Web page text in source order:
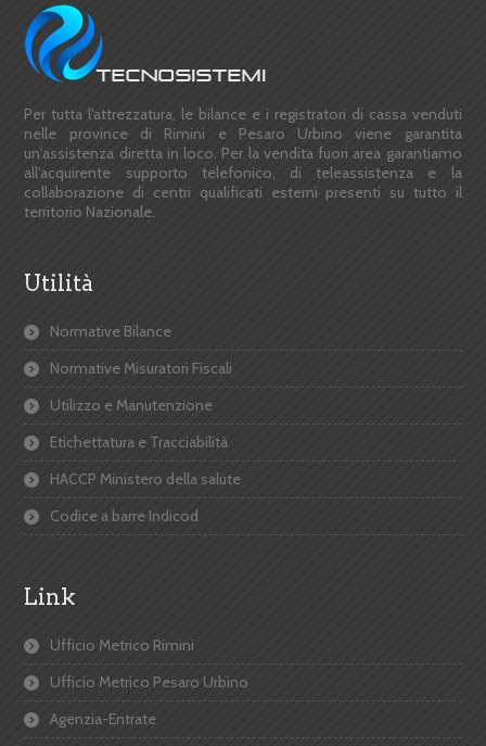
Per tutta l'attrezzatura, le bilance e i registratori di cassa venduti
nelle province di Rimini e Pesaro Urbino viene garantita
un'assistenza diretta in loco. Per la vendita fuori area garantiamo
all'acquirente supporto telefonico, di teleassistenza e la
collaborazione di centri qualificati esterni presenti su tutto il
territorio Nazionale.
Utilità
Normative Bilance
Normative Misuratori Fiscali
Utilizzo e Manutenzione
Etichettatura e Tracciabilità
HACCP Ministero della salute
Codice a barre Indicod
Link
Ufficio Metrico Rimini
Ufficio Metrico Pesaro Urbino
Agenzia-Entrate